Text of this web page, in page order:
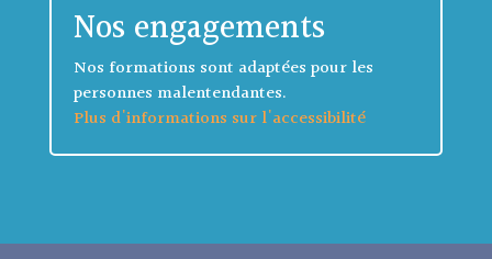
Nos engagements
Nos formations sont adaptées pour les
personnes malentendantes.
Plus d'informations sur l'accessibilité